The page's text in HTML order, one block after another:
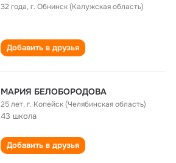
32 года,г. Обнинск (Калужская область)
Добавить в друзья
МАРИЯ БЕЛОБОРОДОВА
25 лет,г. Копейск (Челябинская область)
43 школа
Добавить в друзья